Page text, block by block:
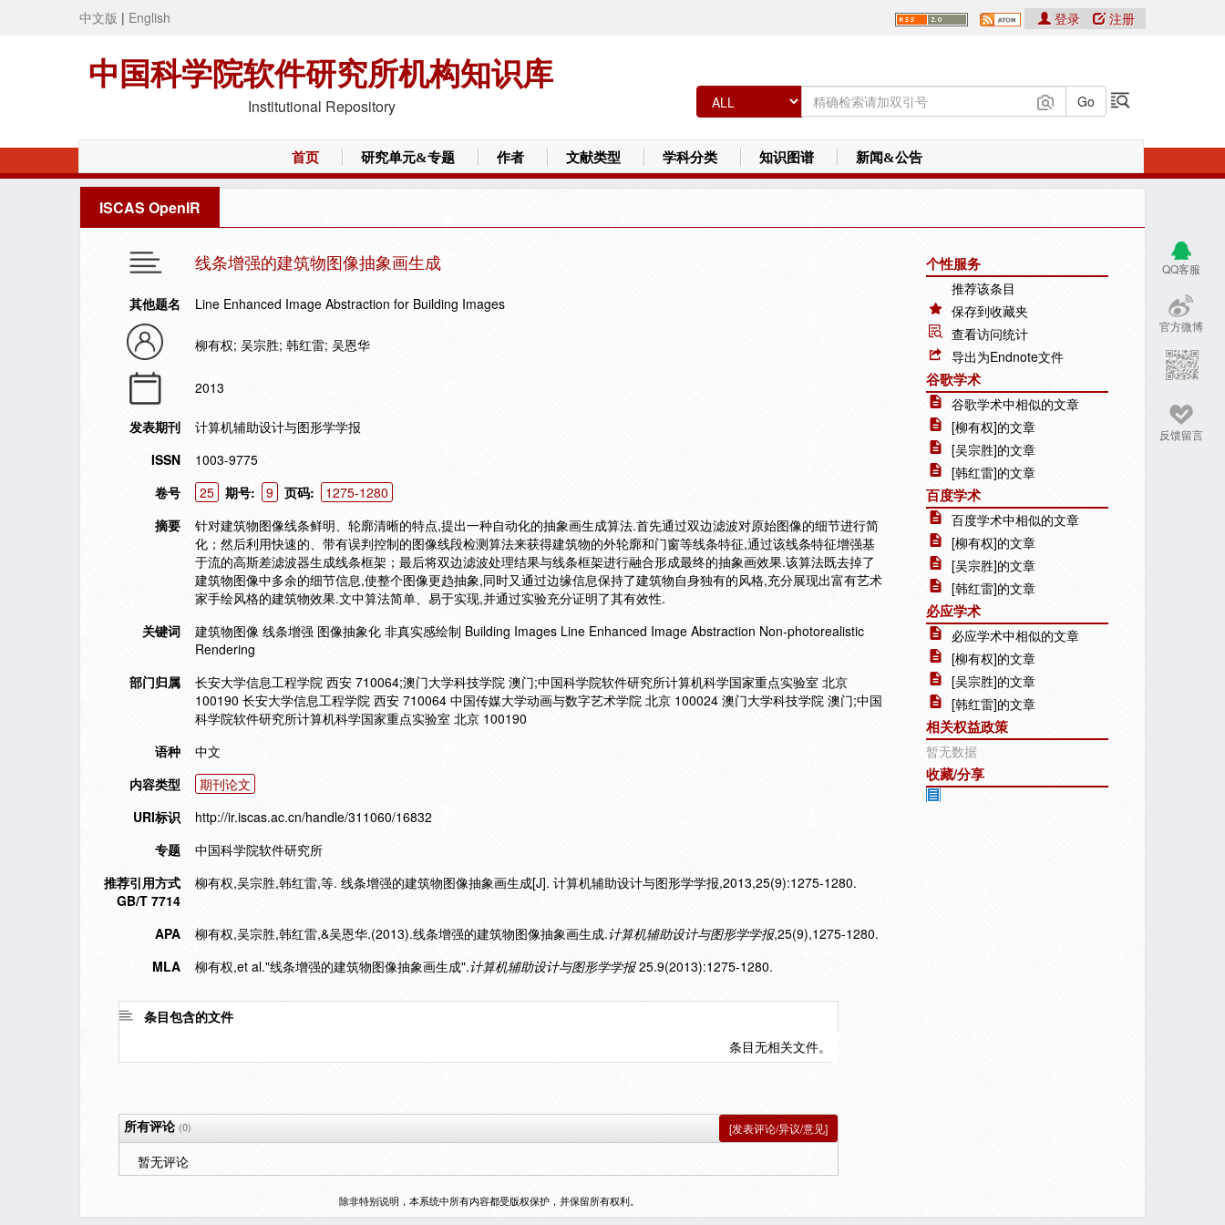
中文版 | English
中国科学院软件研究所机构知识库
Institutional Repository
登录 注册
首页 研究单元&专题 作者 文献类型 学科分类 知识图谱 新闻&公告
ISCAS OpenIR
QQ客服
官方微博
反馈留言
线条增强的建筑物图像抽象画生成
其他题名 Line Enhanced Image Abstraction for Building Images
柳有权; 吴宗胜; 韩红雷; 吴恩华
2013
发表期刊
计算机辅助设计与图形学学报
ISSN
1003-9775
卷号
25 期号: 9 页码:
1275-1280
摘要
针对建筑物图像线条鲜明、轮廓清晰的特点,提出一种自动化的抽象画生成算法.首先通过双边滤波对原始图像的细节进行简
化；然后利用快速的、带有误判控制的图像线段检测算法来获得建筑物的外轮廓和门窗等线条特征,通过该线条特征增强基
于流的高斯差滤波器生成线条框架；最后将双边滤波处理结果与线条框架进行融合形成最终的抽象画效果.该算法既去掉了
建筑物图像中多余的细节信息,使整个图像更趋抽象,同时又通过边缘信息保持了建筑物自身独有的风格,充分展现出富有艺术
家手绘风格的建筑物效果.文中算法简单、易于实现,并通过实验充分证明了其有效性.
关键词
建筑物图像 线条增强 图像抽象化 非真实感绘制 Building Images Line Enhanced Image Abstraction Non-photorealistic
Rendering
部门归属
长安大学信息工程学院 西安 710064;澳门大学科技学院 澳门;中国科学院软件研究所计算机科学国家重点实验室 北京
100190 长安大学信息工程学院 西安 710064 中国传媒大学动画与数字艺术学院 北京 100024 澳门大学科技学院 澳门;中国
科学院软件研究所计算机科学国家重点实验室 北京 100190
语种
中文
内容类型
期刊论文
URI标识
http://ir.iscas.ac.cn/handle/311060/16832
专题
中国科学院软件研究所
推荐引用方式
GB/T 7714
柳有权,吴宗胜,韩红雷,等. 线条增强的建筑物图像抽象画生成[J]. 计算机辅助设计与图形学学报,2013,25(9):1275-1280.
APA 柳有权,吴宗胜,韩红雷,&吴恩华.(2013).线条增强的建筑物图像抽象画生成.计算机辅助设计与图形学学报,25(9),1275-1280.
MLA
柳有权,et al."线条增强的建筑物图像抽象画生成".计算机辅助设计与图形学学报25.9(2013):1275-1280.
条目包含的文件
条目无相关文件。
个性服务
推荐该条目
保存到收藏夹
查看访问统计
导出为Endnote文件
谷歌学术
谷歌学术中相似的文章
[柳有权]的文章
[吴宗胜]的文章
[韩红雷]的文章
百度学术
百度学术中相似的文章
[柳有权]的文章
[吴宗胜]的文章
[韩红雷]的文章
必应学术
必应学术中相似的文章
[柳有权]的文章
[吴宗胜]的文章
[韩红雷]的文章
相关权益政策
暂无数据
收藏/分享
所有评论(0) [发表评论/异议/意见]
暂无评论
除非特别说明，本系统中所有内容都受版权保护，并保留所有权利。